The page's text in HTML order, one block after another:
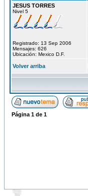
JESUS TORRES
Nivel 5
Registrado: 13 Sep 2006
Mensajes: 626
Ubicación: Mexico D.F.
Volver arriba
Página 1 de 1